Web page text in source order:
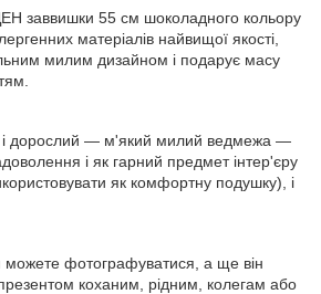
заввишки 55 см шоколадного кольору
матеріалів найвищої якості,
милим дизайном і подарує масу
і дорослий — м'який милий ведмежа —
і як гарний предмет інтер'єру
як комфортну подушку), і
фотографуватися, а ще він
коханим, рідним, колегам або